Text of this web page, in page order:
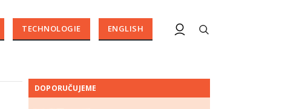
TECHNOLOGIE ENGLISH
DOPORUČUJEME